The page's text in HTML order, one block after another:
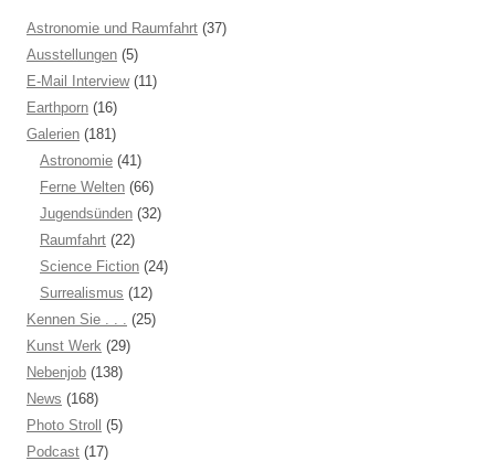
Astronomie und Raumfahrt (37)
Ausstellungen (5)
E-Mail Interview(11)
Earthporn (16)
Galerien (181)
Astronomie (41)
Ferne Welten (66)
Jugendsünden (32)
Raumfahrt (22)
Science Fiction (24)
Surrealismus (12)
Kennen Sie . . . (25)
Kunst Werk (29)
Nebenjob (138)
News (168)
Photo Stroll
(5)
Podcast (17)